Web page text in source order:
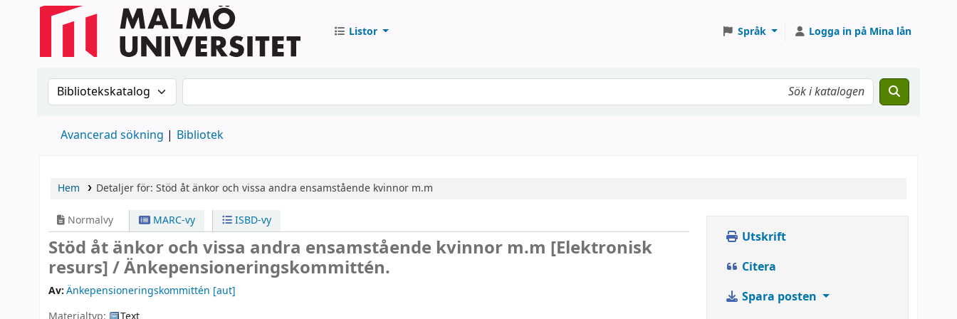
Listor Språk Logga in på Mina lån
Sök i katalogen efter:Sök i katalogen
Avancerad sökning Bibliotek
Hem Detaljer för: Stöd åt änkor och vissa andra ensamstående kvinnor m.m
Normalvy MARC-vy ISBD-vy
Stöd åt änkor och vissa andra ensamstående kvinnor m.m [Elektronisk
resurs] /Änkepensioneringskommittén.
Av:Änkepensioneringskommittén [aut]
Utskrift
Citera
Spara posten